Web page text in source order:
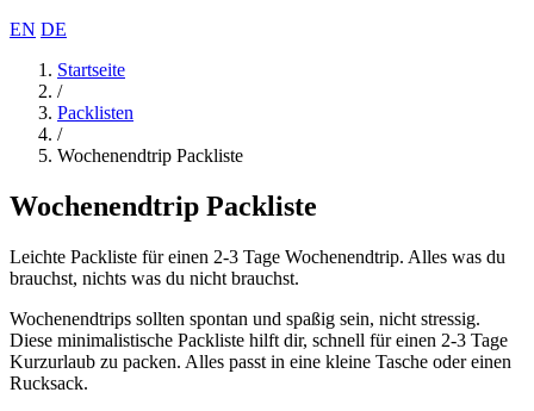
EN DE
Startseite
/
Packlisten
/
Wochenendtrip Packliste
Wochenendtrip Packliste
Leichte Packliste für einen 2-3 Tage Wochenendtrip. Alles was du
brauchst, nichts was du nicht brauchst.
Wochenendtrips sollten spontan und spaßig sein, nicht stressig.
Diese minimalistische Packliste hilft dir, schnell für einen 2-3 Tage
Kurzurlaub zu packen. Alles passt in eine kleine Tasche oder einen
Rucksack.